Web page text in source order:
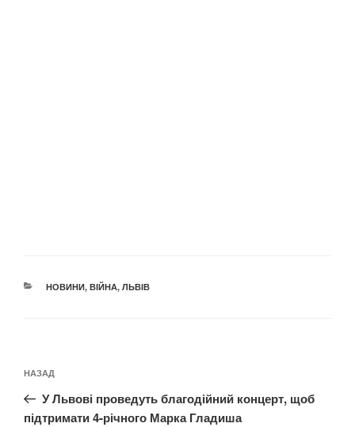
КАТЕГОРІЇ
НОВИНИ, ВІЙНА, ЛЬВІВ
записів
Попередній
запис:
НАЗАД
У Львові проведуть благодійний концерт, щоб
підтримати 4-річного Марка Гладиша